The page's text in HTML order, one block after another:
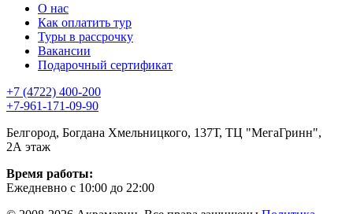
О нас
Как оплатить тур
Туры в рассрочку
Вакансии
Подарочный сертификат
+7 (4722) 400-200
+7-961-171-09-90
Белгород, Богдана Хмельницкого, 137Т, ТЦ "МегаГринн",
2А этаж
Время работы:
Ежедневно с 10:00 до 22:00